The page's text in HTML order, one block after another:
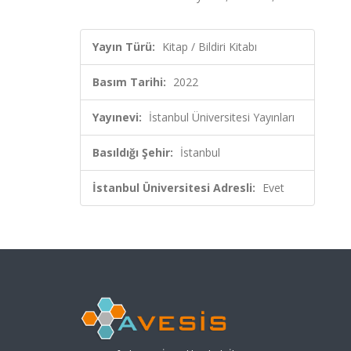
Yayın Türü: Kitap / Bildiri Kitabı
Basım Tarihi: 2022
Yayınevi: İstanbul Üniversitesi Yayınları
Basıldığı Şehir: İstanbul
İstanbul Üniversitesi Adresli: Evet